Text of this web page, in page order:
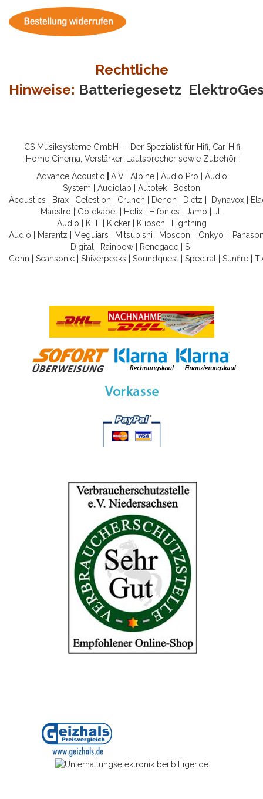
Rechtliche
Hinweise: Batteriegesetz
CS Musiksysteme GmbH -- Der Spezialist für Hifi, Car-Hifi,
Home Cinema, Verstärker, Lautsprecher sowie Zubehör.
Advance Acoustic
AIV| Alpine| Audio Pro
Audio
System
Audiolab Autotek
Boston
Acoustics
Brax Celestion Crunch Denon Dietz Dynavox
Maestro
Goldkabel Helix Hifonics Jamo
JL
Audio
KEF| Kicker| Klipsch
Lightning
Audio
Marantz Meguiars Mitsubishi Mosconi Onkyo
Digital
Rainbow| Renegade| S-
Conn
Scansonic Shiverpeaks Soundquest Spectral Sunfire